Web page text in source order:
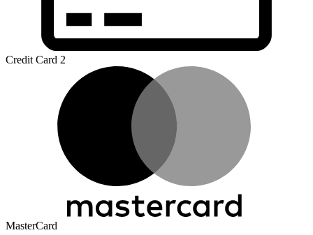
Credit Card 2
MasterCard